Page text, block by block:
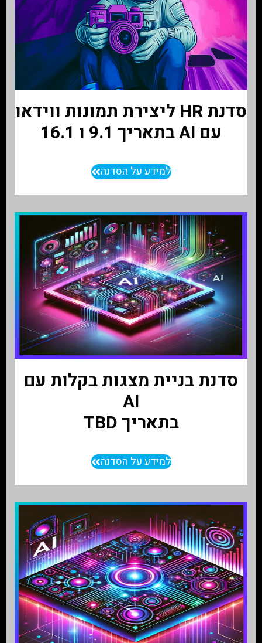
סדנת HR ליצירת תמונות ווידאו
עם AI בתאריך 9.1 ו 16.1
למידע על הסדנה
סדנת בניית מצגות בקלות עם
AI
בתאריך TBD
למידע על הסדנה